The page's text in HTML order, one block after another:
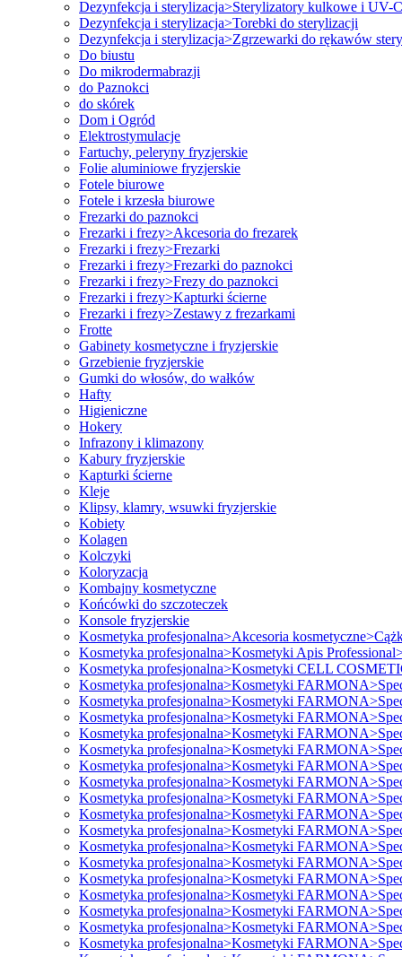
Dezynfekcja i sterylizacja>Sterylizatory kulkowe i UV-C
Dezynfekcja i sterylizacja>Torebki do sterylizacji
Dezynfekcja i sterylizacja>Zgrzewarki do rękawów
Do biustu
Do mikrodermabrazji
do Paznokci
do skórek
Dom i Ogród
Elektrostymulacje
Fartuchy, peleryny fryzjerskie
Folie aluminiowe fryzjerskie
Fotele biurowe
Fotele i krzesła biurowe
Frezarki do paznokci
Frezarki i frezy>Akcesoria do frezarek
Frezarki i frezy>Frezarki
Frezarki i frezy>Frezarki do paznokci
Frezarki i frezy>Frezy do paznokci
Frezarki i frezy>Kapturki ścierne
Frezarki i frezy>Zestawy z frezarkami
Frotte
Gabinety kosmetyczne i fryzjerskie
Grzebienie fryzjerskie
Gumki do włosów, do wałków
Hafty
Higieniczne
Hokery
Infrazony i klimazony
Kabury fryzjerskie
Kapturki ścierne
Kleje
Klipsy, klamry, wsuwki fryzjerskie
Kobiety
Kolagen
Kolczyki
Koloryzacja
Kombajny kosmetyczne
Końcówki do szczoteczek
Konsole fryzjerskie
Kosmetyka profesjonalna>Akcesoria
Kosmetyka profesjonalna>Kosmetyki Apis
Kosmetyka profesjonalna>Kosmetyki CELL
Kosmetyka profesjonalna>Kosmetyki
Kosmetyka profesjonalna>Kosmetyki
Kosmetyka profesjonalna>Kosmetyki
Kosmetyka profesjonalna>Kosmetyki
Kosmetyka profesjonalna>Kosmetyki
Kosmetyka profesjonalna>Kosmetyki
Kosmetyka profesjonalna>Kosmetyki
Kosmetyka profesjonalna>Kosmetyki
Kosmetyka profesjonalna>Kosmetyki
Kosmetyka profesjonalna>Kosmetyki
Kosmetyka profesjonalna>Kosmetyki
Kosmetyka profesjonalna>Kosmetyki
Kosmetyka profesjonalna>Kosmetyki
Kosmetyka profesjonalna>Kosmetyki
Kosmetyka profesjonalna>Kosmetyki
Kosmetyka profesjonalna>Kosmetyki
Kosmetyka profesjonalna>Kosmetyki